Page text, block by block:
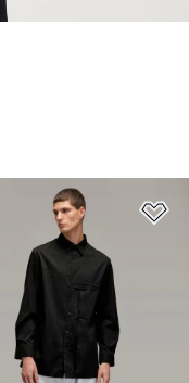
à Lista de Desejos